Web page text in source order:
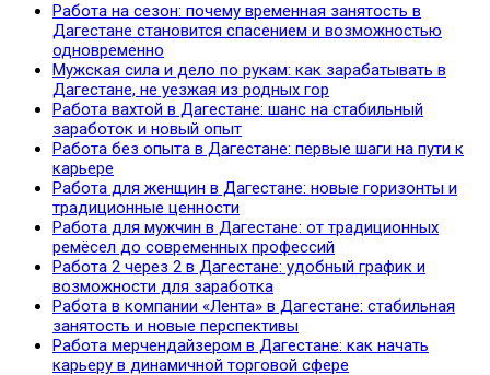
Работа на сезон: почему временная занятость в
Дагестане становится спасением и возможностью
одновременно
Мужская сила и дело по рукам: как зарабатывать в
Дагестане, не уезжая из родных гор
Работа вахтой в Дагестане: шанс на стабильный
заработок и новый опыт
Работа без опыта в Дагестане: первые шаги на пути к
карьере
Работа для женщин в Дагестане: новые горизонты и
традиционные ценности
Работа для мужчин в Дагестане: от традиционных
ремёсел до современных профессий
Работа 2 через 2 в Дагестане: удобный график и
возможности для заработка
Работа в компании «Лента» в Дагестане: стабильная
занятость и новые перспективы
Работа мерчендайзером в Дагестане: как начать
карьеру в динамичной торговой сфере